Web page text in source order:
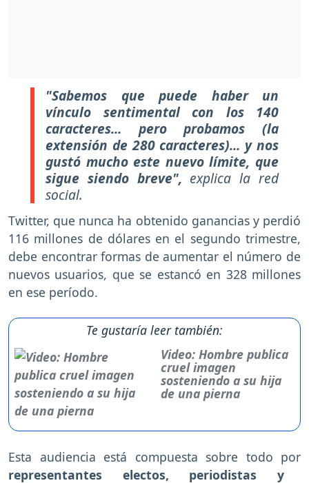
"Sabemos que puede haber un
vínculo sentimental con los 140
caracteres... pero probamos (la
extensión de 280 caracteres)... y nos
gustó mucho este nuevo límite, que
sigue siendo breve", explica la red
social.
Twitter, que nunca ha obtenido ganancias y perdió
116 millones de dólares en el segundo trimestre,
debe encontrar formas de aumentar el número de
nuevos usuarios, que se estancó en 328 millones
en ese período.
Te gustaría leer también:
Video: Hombre publica
cruel imagen
sosteniendo a su hija
de una pierna
Esta audiencia está compuesta sobre todo por
representantes electos, periodistas y